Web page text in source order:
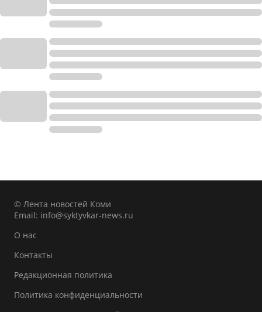
© Лента новостей Коми
Email: info@syktyvkar-news.ru
О нас
Контакты
Редакционная политика
Политика конфиденциальности